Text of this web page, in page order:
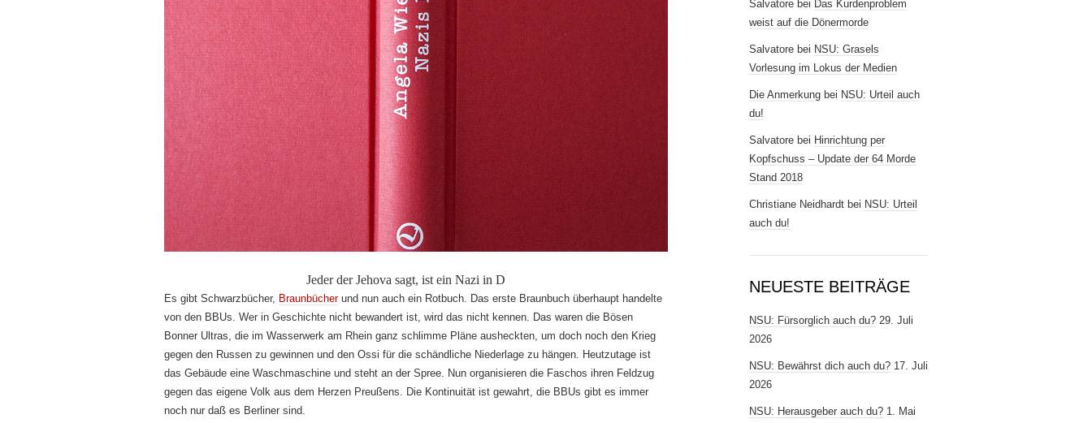
Jeder der Jehova sagt, ist ein Nazi in D
Es gibt Schwarzbücher, Braunbücherund nun auch ein Rotbuch. Das erste Braunbuch überhaupt handelte
von den BBUs. Wer in Geschichte nicht bewandert ist, wird das nicht kennen. Das waren die Bösen
Bonner Ultras, die im Wasserwerk am Rhein ganz schlimme Pläne ausheckten, um doch noch den Krieg
gegen den Russen zu gewinnen und den Ossi für die schändliche Niederlage zu hängen. Heutzutage ist
das Gebäude eine Waschmaschine und steht an der Spree. Nun organisieren die Faschos ihren Feldzug
gegen das eigene Volk aus dem Herzen Preußens. Die Kontinuität ist gewahrt, die BBUs gibt es immer
noch nur daß es Berliner sind.
Salvatore bei Das Kurdenproblem
weist auf die Dönermorde
Salvatore bei NSU: Grasels
Vorlesung im Lokus der Medien
Die Anmerkung bei NSU: Urteil auch
du!
Salvatore bei Hinrichtung per
Kopfschuss – Update der 64 Morde
Stand 2018
Christiane Neidhardt bei NSU: Urteil
auch du!
NEUESTE BEITRÄGE
NSU: Fürsorglich auch du? 29. Juli
2026
NSU: Bewährst dich auch du? 17. Juli
2026
NSU: Herausgeber auch du? 1. Mai